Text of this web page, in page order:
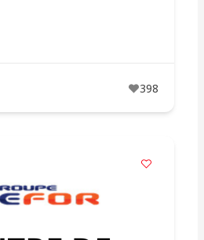
398